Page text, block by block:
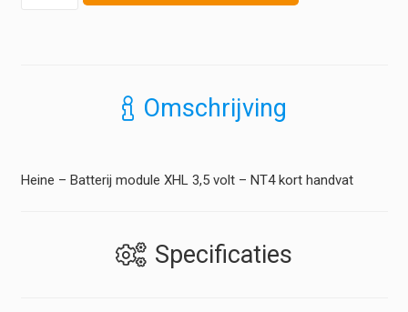
aantal
Omschrijving
Heine – Batterij module XHL 3,5 volt – NT4 kort handvat
Specificaties